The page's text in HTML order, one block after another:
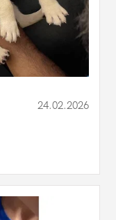
24.02.2026